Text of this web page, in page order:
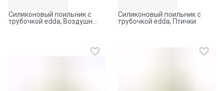
Силиконовый поильник с
трубочкой edda, Воздушный
Силиконовый поильник с
трубочкой edda, Птички